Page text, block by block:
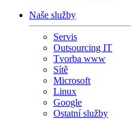
Naše služby
Servis
Outsourcing IT
Tvorba www
Sítě
Microsoft
Linux
Google
Ostatní služby